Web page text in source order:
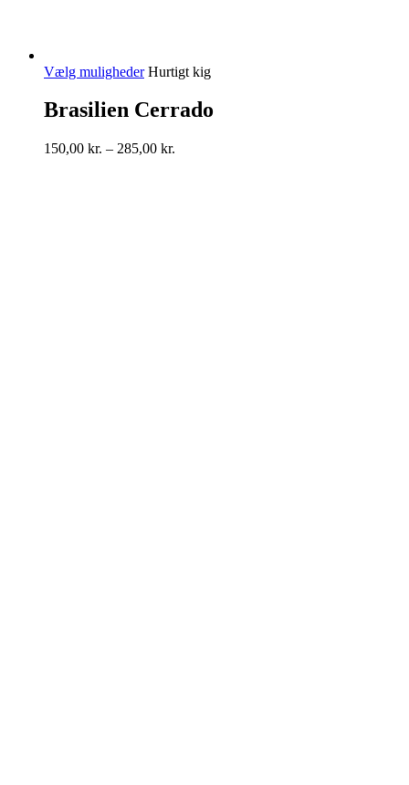
Vælg muligheder Dette
har
flere
Mulighederne
Hurtigt kig
Brasilien Cerrado
150,00 kr. – 285,00 kr.